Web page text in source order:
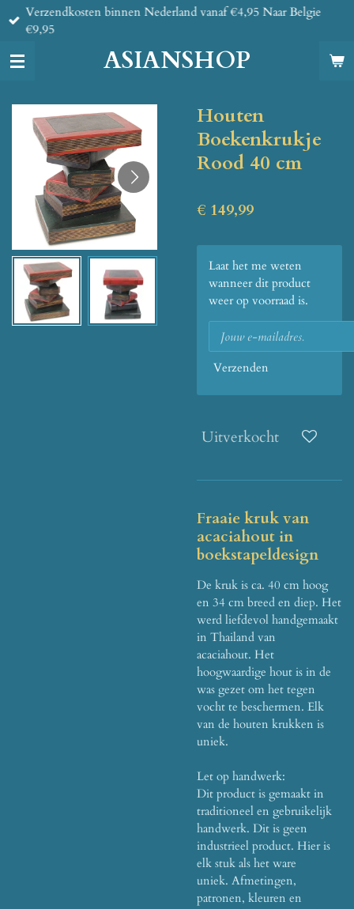
Ga
direct
de
ASIANSHOP
Verzendkosten binnen Nederland vanaf €4,95 Naar Belgie
€9,95
Houten
Boekenkrukje
Rood 40 cm
€ 149,99
Laat het me weten
wanneer dit product
weer op voorraad is.
Verzenden
Uitverkocht
Fraaie kruk van
acaciahout in
boekstapeldesign
De kruk is ca. 40 cm hoog
en 34 cm breed en diep. Het
werd liefdevol handgemaakt
in Thailand van
acaciahout. Het
hoogwaardige hout is in de
was gezet om het tegen
vocht te beschermen. Elk
van de houten krukken is
uniek.
Let op handwerk:
Dit product is gemaakt in
traditioneel en gebruikelijk
handwerk. Dit is geen
industrieel product. Hier is
elk stuk als het ware
uniek. Afmetingen,
patronen, kleuren en